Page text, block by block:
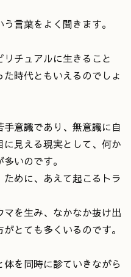
言葉をよく聞きます。
リチュアルに生きること
時代ともいえるのでしょ
手意識であり、無意識に自
見える現実として、何か
いのです。
めに、あえて起こるトラ
を生み、なかなか抜け出
とても多くいるのです。
を同時に診ていきながら